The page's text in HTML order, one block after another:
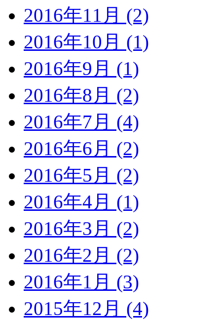
2016年11月 (2)
2016年10月 (1)
2016年9月 (1)
2016年8月 (2)
2016年7月 (4)
2016年6月 (2)
2016年5月 (2)
2016年4月 (1)
2016年3月 (2)
2016年2月 (2)
2016年1月 (3)
2015年12月 (4)